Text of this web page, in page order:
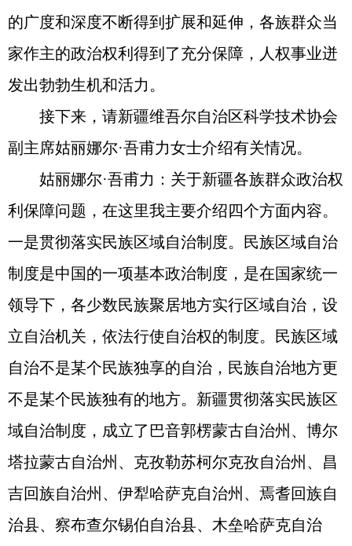
的广度和深度不断得到扩展和延伸，各族群众当
家作主的政治权利得到了充分保障，人权事业迸
发出勃勃生机和活力。
接下来，请新疆维吾尔自治区科学技术协会
副主席姑丽娜尔·吾甫力女士介绍有关情况。
姑丽娜尔·吾甫力：关于新疆各族群众政治权
利保障问题，在这里我主要介绍四个方面内容。
一是贯彻落实民族区域自治制度。民族区域自治
制度是中国的一项基本政治制度，是在国家统一
领导下，各少数民族聚居地方实行区域自治，设
立自治机关，依法行使自治权的制度。民族区域
自治不是某个民族独享的自治，民族自治地方更
不是某个民族独有的地方。新疆贯彻落实民族区
域自治制度，成立了巴音郭楞蒙古自治州、博尔
塔拉蒙古自治州、克孜勒苏柯尔克孜自治州、昌
吉回族自治州、伊犁哈萨克自治州、焉耆回族自
治县、察布查尔锡伯自治县、木垒哈萨克自治